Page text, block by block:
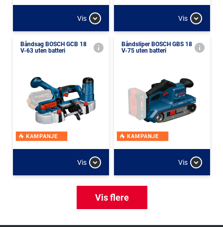
Vis Vis
Båndsag BOSCH GCB 18
V-63 uten batteri
KAMPANJE
Vis
Båndsliper BOSCH GBS 18
V-75 uten batteri
KAMPANJE
Vis
Vis flere